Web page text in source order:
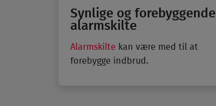
Synlige og forebyggende
alarmskilte
Alarmskilte kan være med til at
forebygge indbrud.